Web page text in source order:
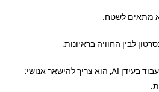
מתאים לשטח.
לבין החוויה בראיונות.
יעבוד בעידן AI, הוא צריך להישאר אנושי: